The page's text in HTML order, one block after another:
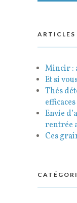
ARTICLES
Mincir :
Et si
Thés
efficaces
Envie
rentrée
Ces